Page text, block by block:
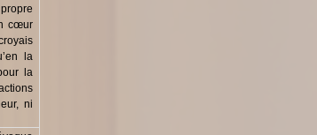
cœur
la
la
ni